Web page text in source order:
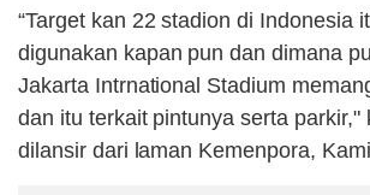
“Target kan 22 stadion di Indonesia
digunakan kapan pun dan dimana
Jakarta Intrnational Stadium
dan itu terkait pintunya serta parkir,"
dilansir dari laman Kemenpora,